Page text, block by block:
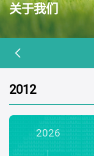
关于我们
2012
2026